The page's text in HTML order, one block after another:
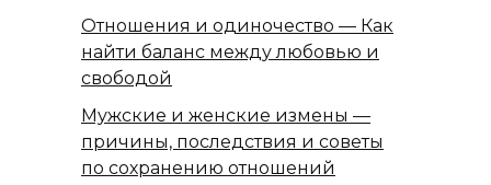
Отношения и одиночество — Как
найти баланс между любовью и
свободой
Мужские и женские измены —
причины, последствия и советы
по сохранению отношений